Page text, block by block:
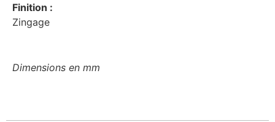
Finition :
Zingage
Dimensions en mm